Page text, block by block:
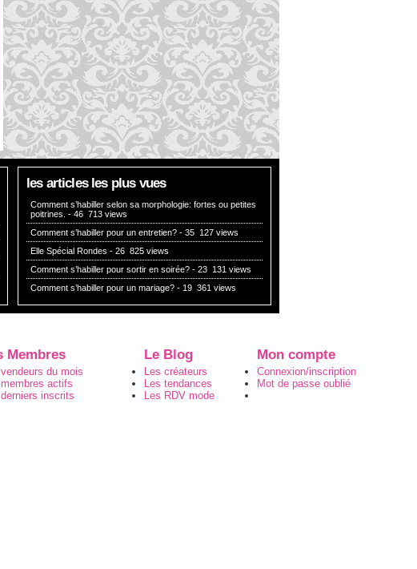
les articles les plus vues
Comment s’habiller selon sa morphologie: fortes ou petites
poitrines. - 46 713 views
Comment s’habiller pour un entretien? - 35 127 views
Elle Spécial Rondes - 26 825 views
Comment s’habiller pour sortir en soirée? - 23 131 views
Comment s’habiller pour un mariage? - 19 361 views
Membres
du mois
actifs
inscrits
Le Blog
Les créateurs
Les tendances
Les RDV mode
Mon compte
Connexion/inscription
Mot de passe oublié